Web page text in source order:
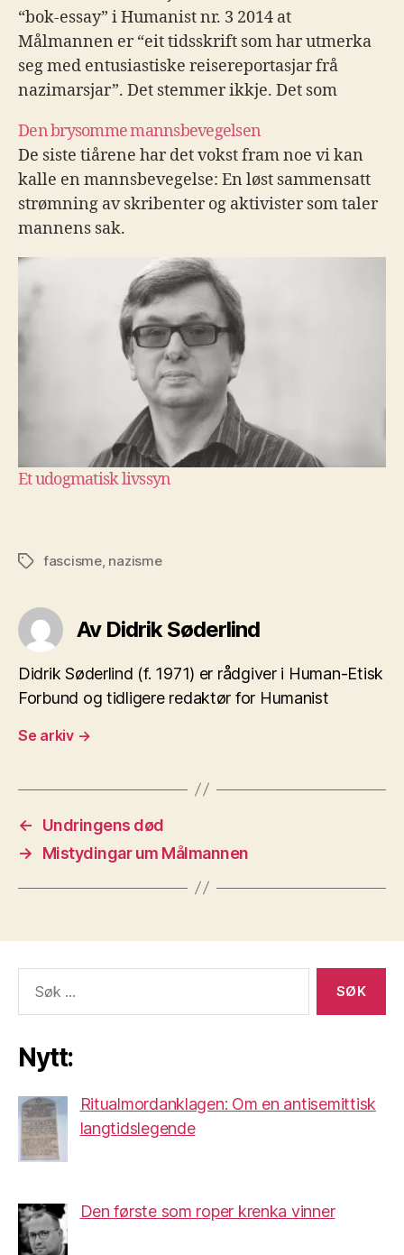
“bok-essay” i Humanist nr. 3 2014 at
Målmannen er “eit tidsskrift som har utmerka
seg med entusiastiske reisereportasjar frå
nazimarsjar”. Det stemmer ikkje. Det som
med sannferdige reportasjar frå
minnemarkeringar for tyske krigsoffer i
Dresden og…
Den brysomme mannsbevegelsen
De siste tiårene har det vokst fram noe vi kan
kalle en mannsbevegelse: En løst sammensatt
strømning av skribenter og aktivister som taler
mannens sak.
Et udogmatisk livssyn
Stikkordfascisme, nazisme
Av Didrik Søderlind
Didrik Søderlind (f. 1971) er rådgiver i Human-Etisk
Forbund og tidligere redaktør for Humanist
Se arkiv →
←
Undringens død
→
Mistydingar um Målmannen
etter:
Nytt:
Ritualmordanklagen: Om en antisemittisk
langtidslegende
Den første som roper krenka vinner